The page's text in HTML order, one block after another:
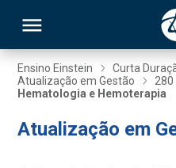
Ensino Einstein
Curta
Atualização em Gestão
280
Hematologia e Hemoterapia
Atualização em